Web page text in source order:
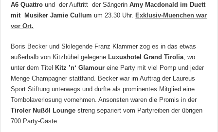
A6 Quattro und der Auftritt der SängerinAmy Macdonald im Duett
mit Musiker Jamie Cullum um 23.30 Uhr. Exklusiv-Muenchen war
vor Ort.
Boris Becker und Skilegende Franz Klammer zog es in das etwas
außerhalb von Kitzbühel gelegene Luxushotel Grand Tirolia , wo
unter dem Titel Kitz ’n‘ Glamour eine Party mit viel Pomp und jeder
Menge Champagner stattfand. Becker war im Auftrag der Laureus
Sport Stiftung unterwegs und durfte als prominentes Mitglied eine
Tombolaverlosung vornehmen. Ansonsten waren die Promis in der
Tiroler Nußöl Loungestreng separiert vom Partyreiben der übrigen
700 Party-Gäste.